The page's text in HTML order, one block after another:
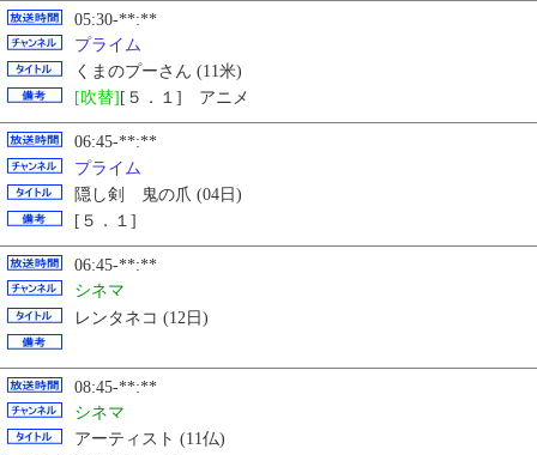
05:30-**:**
プライム
くまのプーさん (11米)
[吹替] [５．１] アニメ
06:45-**:**
プライム
隠し剣 鬼の爪 (04日)
[５．１]
06:45-**:**
シネマ
レンタネコ (12日)
08:45-**:**
シネマ
アーティスト (11仏)